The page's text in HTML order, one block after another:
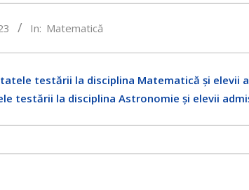
In: Matematică
testării la disciplina Matematică și elevii
testării la disciplina Astronomie și elevii